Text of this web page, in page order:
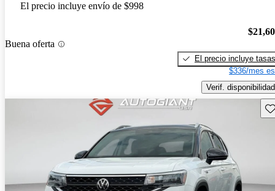
El precio incluye envío de $998
Buena oferta
El precio incluye tasas
$336/mes
Verif. disponibilidad